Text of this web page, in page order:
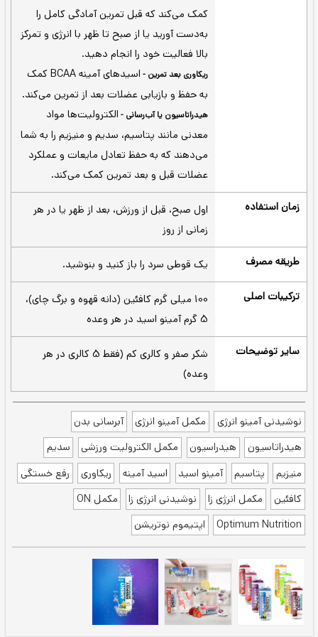
سیب سبز پرتقالی
آمینو انرژی (انرژی زا) اپتیموم
کافئین برای انرژی قبل از تمرین، BCAA برای ریکاوری بعد تمرین،
انرژی قبل تمرین -انرژی حاصل از کافئین به شما
کمک می‌کند که قبل تمرین آمادگی کامل را
به‌دست آورید یا از صبح تا ظهر با انرژی و تمرکز
بالا فعالیت خود را انجام دهید.
ریکاوری بعد تمرین -
اسیدهای آمینه BCAA کمک
به حفظ و بازیابی عضلات بعد از تمرین می‌کند.
هیدراتاسیون یا آب‌رسانی -الکترولیت‌ها مواد
معدنی مانند پتاسیم، سدیم و منیزیم را به شما
می‌دهند که به حفظ تعادل مایعات و عملکرد
عضلات قبل و بعد تمرین کمک می‌کند.
اول صبح، قبل از ورزش، بعد از ظهر یا در هر
زمانی از روز
یک قوطی سرد را باز کنید و بنوشید.